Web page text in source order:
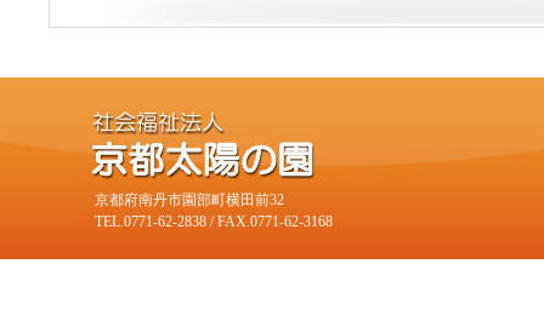
京都府南丹市園部町横田前32
TEL.0771-62-2838 / FAX.0771-62-3168